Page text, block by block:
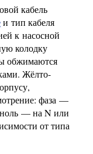
кабель
и тип кабеля
к насосной
колодку
обжимаются
Жёлто-
фаза —
— на N или
от типа